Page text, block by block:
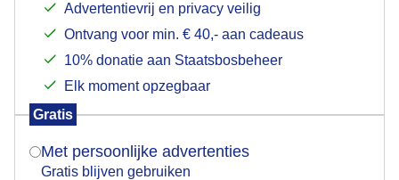
Advertentievrij en privacy veilig
Ontvang voor min. € 40,- aan cadeaus
10% donatie aan Staatsbosbeheer
Elk moment opzegbaar
Gratis
Met persoonlijke advertenties
Gratis blijven gebruiken
Indien je hier nog geen akkoord op hebt gegeven,
verschijnt er zo een pop-up uit je browser waarin
Is goed, toon de popup